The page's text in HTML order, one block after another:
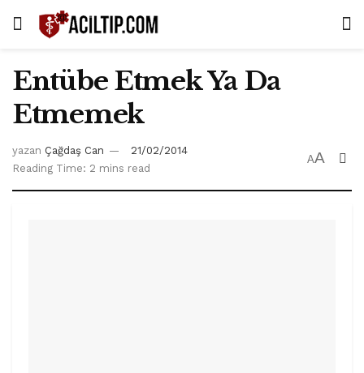
Entübe Etmek Ya Da
Etmemek
yazan Çağdaş Can
21/02/2014
Reading Time: 2 mins read
AA